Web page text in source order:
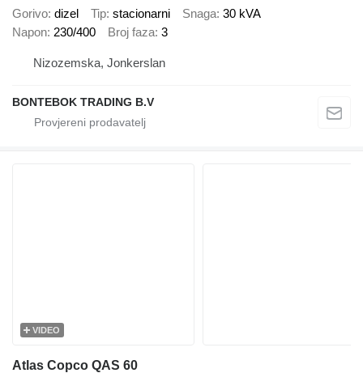
Gorivo dizel Tip stacionarni Snaga 30 kVA
Napon 230/400 Broj faza 3
Nizozemska, Jonkerslan
BONTEBOK TRADING B.V
VIDEO
Atlas Copco QAS 60